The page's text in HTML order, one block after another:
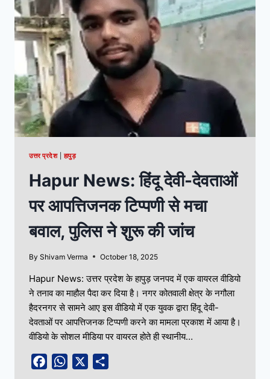
उत्तर प्रदेश|हापुड़
Hapur News: हिंदू देवी-देवताओं
पर आपत्तिजनक टिप्पणी से मचा
बवाल, पुलिस ने शुरू की जांच
By Shivam Verma October 18, 2025
Hapur News: उत्तर प्रदेश के हापुड़ जनपद में एक वायरल वीडियो
ने तनाव का माहौल पैदा कर दिया है। नगर कोतवाली क्षेत्र के नगौला
हैदरनगर से सामने आए इस वीडियो में एक युवक द्वारा हिंदू देवी-
देवताओं पर आपत्तिजनक टिप्पणी करने का मामला प्रकाश में आया है।
वीडियो के सोशल मीडिया पर वायरल होते ही स्थानीय…
FacebookWhatsApp